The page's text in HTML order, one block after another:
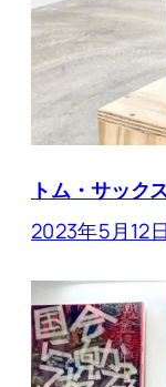
トム・サック
2023年5月12日